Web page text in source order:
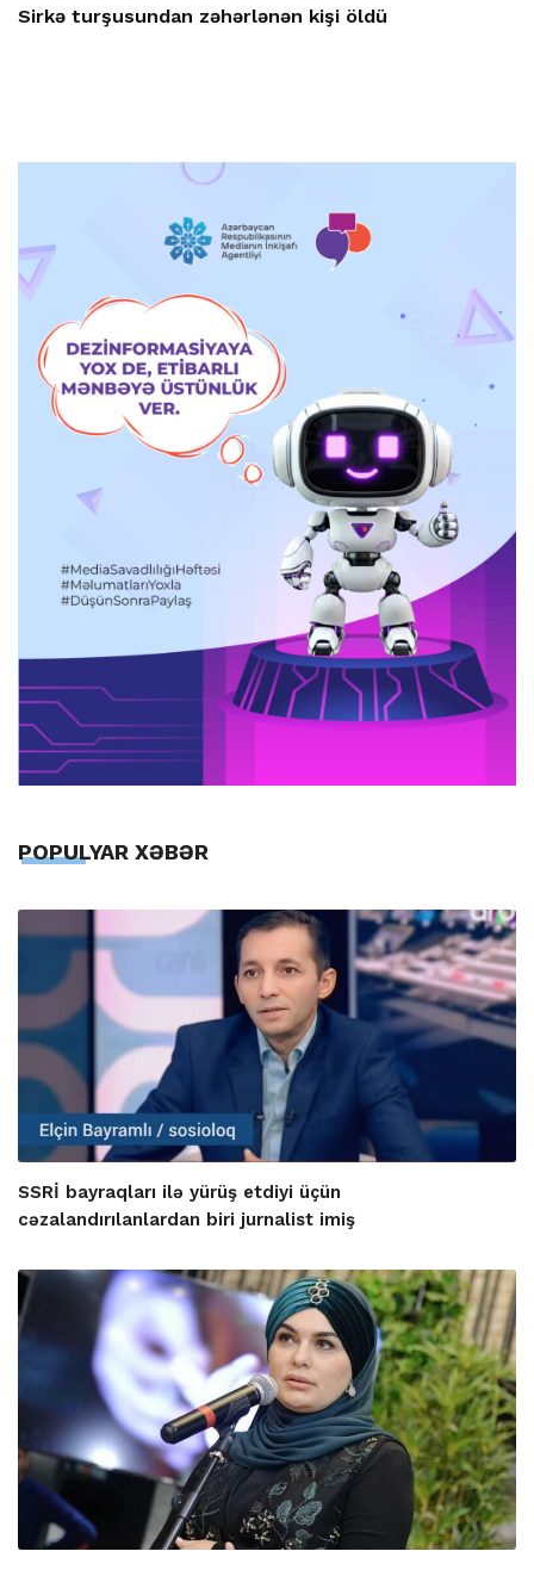
Sirkə turşusundan zəhərlənən kişi öldü
POPULYAR XƏBƏR
SSRİ bayraqları ilə yürüş etdiyi üçün
cəzalandırılanlardan biri jurnalist imiş